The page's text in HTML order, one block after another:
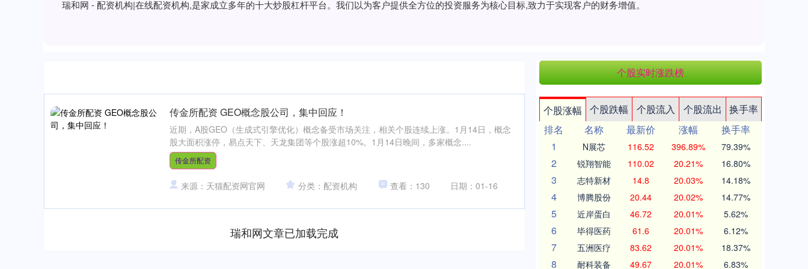
瑞和网 - 配资机构|在线配资机构,是家成立多年的十大炒股杠杆平台。我们以为客户提供全方位的投资服务为核心目标,致力于实现客户的财务增值。
传金所配资 GEO概念股公司，集中回应！
近期，A股GEO（生成式引擎优化）概念备受市场关注，相关个股连续上涨。1月14日，概念
股大面积涨停，易点天下、天龙集团等个股涨超10%。1月14日晚间，多家概念....
传金所配资
来源：天猫配资网官网 分类：配资机构 查看：130 日期：01-16
瑞和网文章已加载完成
个股实时涨跌榜
个股涨幅 个股跌幅 个股流入 个股流出
换手率
排名
名称 最新价 涨幅
换手率
1
N展芯 116.52 396.89% 79.39%
2 锐翔智能 110.02 20.21% 16.80%
3 志特新材 14.8 20.03% 14.18%
4 博腾股份 20.44 20.02% 14.77%
5 近岸蛋白 46.72 20.01% 5.62%
6 毕得医药 61.6 20.01% 6.12%
7 五洲医疗 83.62 20.01% 18.37%
8 耐科装备 49.67 20.01% 6.83%